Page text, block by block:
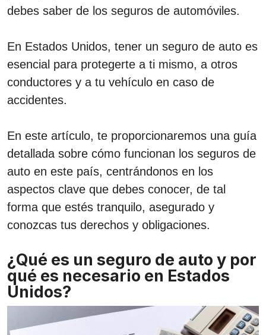
debes saber de los seguros de automóviles.
En Estados Unidos, tener un seguro de auto es
esencial para protegerte a ti mismo, a otros
conductores y a tu vehículo en caso de
accidentes.
En este artículo, te proporcionaremos una guía
detallada sobre cómo funcionan los seguros de
auto en este país, centrándonos en los
aspectos clave que debes conocer, de tal
forma que estés tranquilo, asegurado y
conozcas tus derechos y obligaciones.
¿Qué es un seguro de auto y por
qué es necesario en Estados
Unidos?